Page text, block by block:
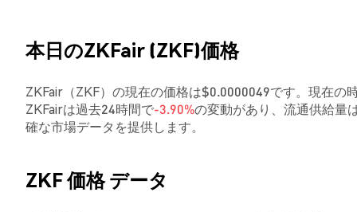
本日のZKFair (ZKF)価格
ZKFair（ZKF）の現在の価格は$0.0000049です。現在の
ZKFairは過去24時間で-3.90%の変動があり、流通供給量
確な市場データを提供します。
ZKF 価格 データ